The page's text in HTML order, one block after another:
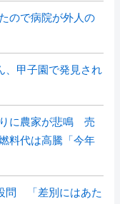
ので病院が外人の
、甲子園で発見され
りに農家が悲鳴 売
料代は高騰「今年
問 「差別にはあた